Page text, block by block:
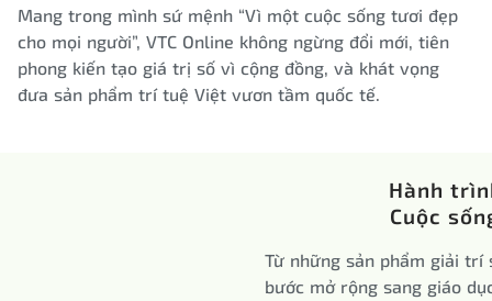
Mang trong mình sứ mệnh “Vì một cuộc sống tươi đẹp
cho mọi người”, VTC Online không ngừng đổi mới, tiên
phong kiến tạo giá trị số vì cộng đồng, và khát vọng
đưa sản phẩm trí tuệ Việt vươn tầm quốc tế.
Hành
Cuộc
Từ những sản phẩm giải trí
bước mở rộng sang giáo